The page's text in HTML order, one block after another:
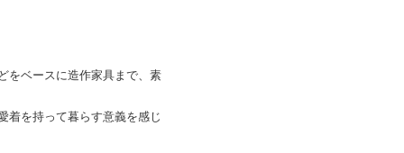
をベースに造作家具まで、素
着を持って暮らす意義を感じ